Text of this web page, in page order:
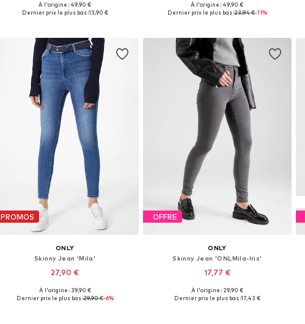
À l'origine : 49,90 €
Dernier prix le plus bas :13,90 €
Tailles disponibles: 25, 26, 27, 28, 29
À l'origine : 49,90 €
Dernier prix le plus bas :23,94 €-11%
PROMOS
ONLY
Skinny Jean 'Mila'
27,90 €
Tailles disponibles: 26 x 32, 28 x 28
À l'origine : 39,90 €
Dernier prix le plus bas :29,90 €-6%
OFFRE
ONLY
Skinny Jean 'ONLMila-Iris'
17,77 €
Tailles disponibles: 25-26 x 32
À l'origine : 29,90 €
Dernier prix le plus bas :17,43 €